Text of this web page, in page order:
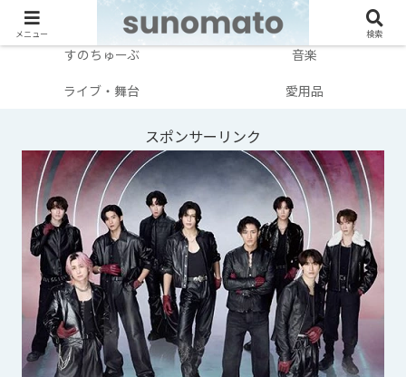
メンバー別
テレビ・映画
すのちゅーぶ
音楽
ライブ・舞台
愛用品
スポンサーリンク
メニュー 検索